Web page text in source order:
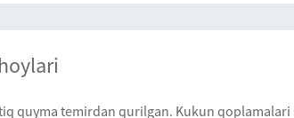
quyma temirdan qurilgan. Kukun